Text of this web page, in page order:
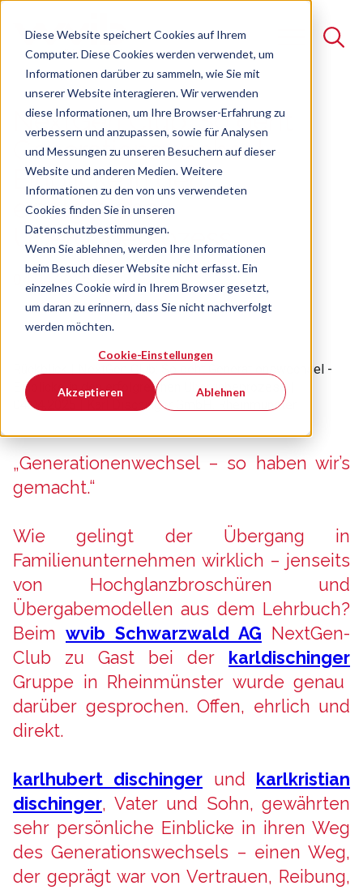
Diese Website speichert Cookies auf Ihrem
Computer. Diese Cookies werden verwendet, um
Informationen darüber zu sammeln, wie Sie mit
unserer Website interagieren. Wir verwenden
diese Informationen, um Ihre Browser-Erfahrung zu
verbessern und anzupassen, sowie für Analysen
und Messungen zu unseren Besuchern auf dieser
Website und anderen Medien. Weitere
Informationen zu den von uns verwendeten
Cookies finden Sie in unseren
Datenschutzbestimmungen.
Wenn Sie ablehnen, werden Ihre Informationen
beim Besuch dieser Website nicht erfasst. Ein
einzelnes Cookie wird in Ihrem Browser gesetzt,
um daran zu erinnern, dass Sie nicht nachverfolgt
werden möchten.
Cookie-Einstellungen
Akzeptieren Ablehnen
Suche
Es gibt keine Vorschläge, da das Suchfeld leer ist.
NextGen Club: So geht
Generationswechsel -
Einblicke in den
erfolgreichen
Übergabeprozess
04.04.2025
NextGen Club: So geht Generationswechsel -
Einblicke in den erfolgreichen Übergabeprozess
04.04.2025 |
Karl Dischinger GmbH, Rheinmünster
„Generationenwechsel – so haben wir’s
gemacht.“
Wie gelingt der Übergang in
Familienunternehmen wirklich – jenseits
von Hochglanzbroschüren und
Übergabemodellen aus dem Lehrbuch?
Beim wvib Schwarzwald AG NextGen-
Club zu Gast bei der karldischinger
Gruppe in Rheinmünster wurde genau
darüber gesprochen. Offen, ehrlich und
direkt.
karlhubert dischinger und karlkristian
dischinger, Vater und Sohn, gewährten
sehr persönliche Einblicke in ihren Weg
des Generationswechsels – einen Weg,
der geprägt war von Vertrauen, Reibung,